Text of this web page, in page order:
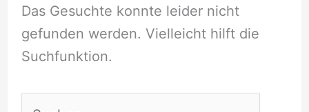
Das Gesuchte konnte leider nicht
gefunden werden. Vielleicht hilft die
Suchfunktion.